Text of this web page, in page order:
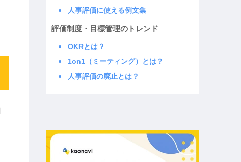
人事評価に使える例文集
評価制度・目標管理のトレンド
OKRとは？
1on1（ミーティング）とは？
人事評価の廃止とは？